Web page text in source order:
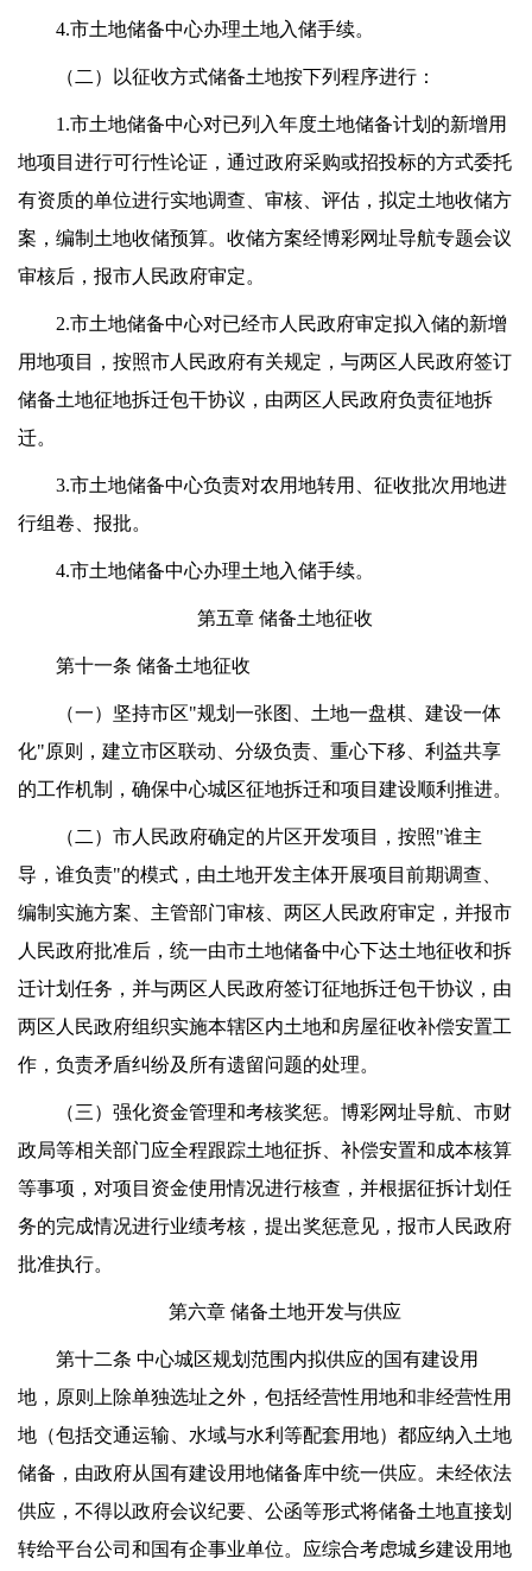
4.市土地储备中心办理土地入储手续。
（二）以征收方式储备土地按下列程序进行：
1.市土地储备中心对已列入年度土地储备计划的新增用
地项目进行可行性论证，通过政府采购或招投标的方式委托
有资质的单位进行实地调查、审核、评估，拟定土地收储方
案，编制土地收储预算。收储方案经博彩网址导航专题会议
审核后，报市人民政府审定。
2.市土地储备中心对已经市人民政府审定拟入储的新增
用地项目，按照市人民政府有关规定，与两区人民政府签订
储备土地征地拆迁包干协议，由两区人民政府负责征地拆
迁。
3.市土地储备中心负责对农用地转用、征收批次用地进
行组卷、报批。
4.市土地储备中心办理土地入储手续。
第五章 储备土地征收
第十一条 储备土地征收
（一）坚持市区"规划一张图、土地一盘棋、建设一体
化"原则，建立市区联动、分级负责、重心下移、利益共享
的工作机制，确保中心城区征地拆迁和项目建设顺利推进。
（二）市人民政府确定的片区开发项目，按照"谁主
导，谁负责"的模式，由土地开发主体开展项目前期调查、
编制实施方案、主管部门审核、两区人民政府审定，并报市
人民政府批准后，统一由市土地储备中心下达土地征收和拆
迁计划任务，并与两区人民政府签订征地拆迁包干协议，由
两区人民政府组织实施本辖区内土地和房屋征收补偿安置工
作，负责矛盾纠纷及所有遗留问题的处理。
（三）强化资金管理和考核奖惩。博彩网址导航、市财
政局等相关部门应全程跟踪土地征拆、补偿安置和成本核算
等事项，对项目资金使用情况进行核查，并根据征拆计划任
务的完成情况进行业绩考核，提出奖惩意见，报市人民政府
批准执行。
第六章 储备土地开发与供应
第十二条 中心城区规划范围内拟供应的国有建设用
地，原则上除单独选址之外，包括经营性用地和非经营性用
地（包括交通运输、水域与水利等配套用地）都应纳入土地
储备，由政府从国有建设用地储备库中统一供应。未经依法
供应，不得以政府会议纪要、公函等形式将储备土地直接划
转给平台公司和国有企事业单位。应综合考虑城乡建设用地